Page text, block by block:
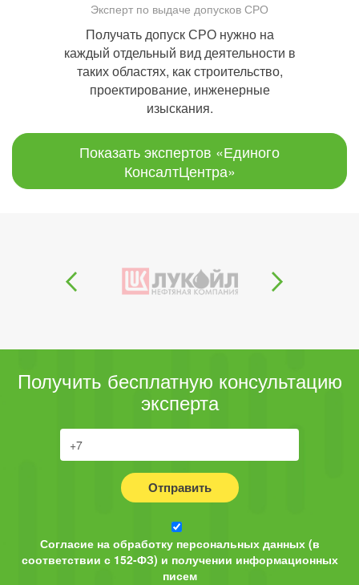
Эксперт по выдаче допусков СРО
Получать допуск СРО нужно на
каждый отдельный вид деятельности в
таких областях, как строительство,
проектирование, инженерные
изыскания.
Показать экспертов «Единого
КонсалтЦентра»
Получить бесплатную консультацию
эксперта
Отправить
Согласие на обработку персональных данных (в
соответствии с 152-ФЗ) и получении информационных
писем